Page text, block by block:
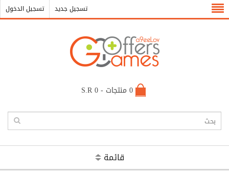
تسجيل الدخول تسجيل جديد
0 منتجات - S.R 0
قائمة